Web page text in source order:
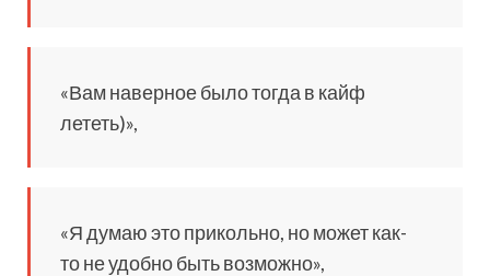
«Вам наверное было тогда в кайф
лететь)»,
«Я думаю это прикольно, но может как-
то не удобно быть возможно»,